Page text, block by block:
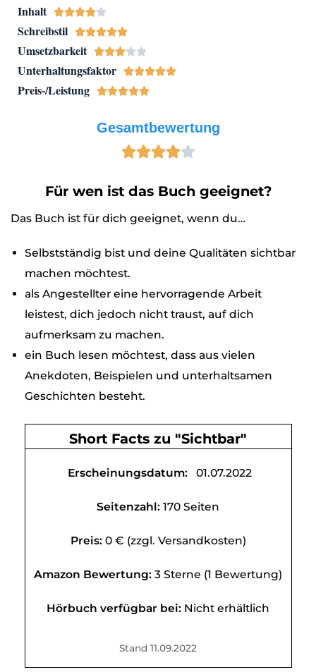
Inhalt 
Schreibstil 
Umsetzbarkeit 
Unterhaltungsfaktor 
Preis-/Leistung 
Gesamtbewertung

Für wen ist das Buch geeignet?
Das Buch ist für dich geeignet, wenn du…
Selbstständig bist und deine Qualitäten sichtbar
machen möchtest.
als Angestellter eine hervorragende Arbeit
leistest, dich jedoch nicht traust, auf dich
aufmerksam zu machen.
ein Buch lesen möchtest, dass aus vielen
Anekdoten, Beispielen und unterhaltsamen
Geschichten besteht.
Short Facts zu "Sichtbar"
Erscheinungsdatum: 01.07.2022
Seitenzahl: 170 Seiten
Preis: 0 € (zzgl. Versandkosten)
Amazon Bewertung: 3 Sterne (1 Bewertung)
Hörbuch verfügbar bei: Nicht erhältlich
Stand 11.09.2022